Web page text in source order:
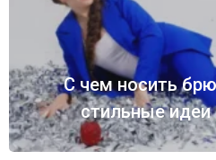
С чем носить
стильные